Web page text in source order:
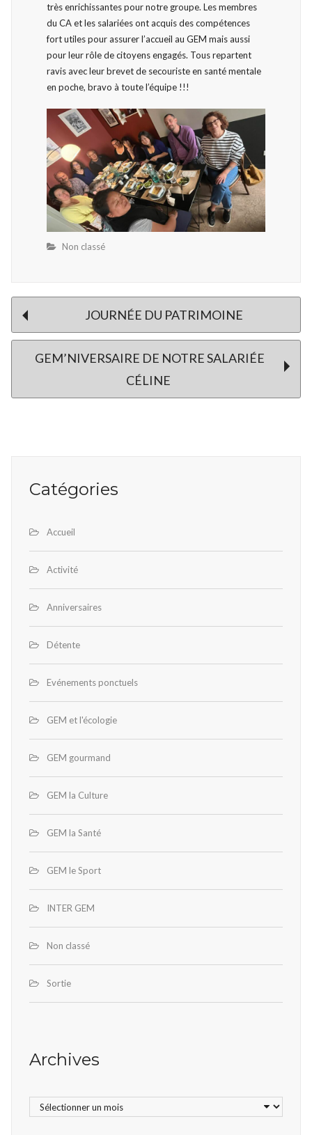
très enrichissantes pour notre groupe. Les membres
du CA et les salariées ont acquis des compétences
fort utiles pour assurer l’accueil au GEM mais aussi
pour leur rôle de citoyens engagés. Tous repartent
ravis avec leur brevet de secouriste en santé mentale
en poche, bravo à toute l’équipe !!!
Non classé
Post
navigation
JOURNÉE DU PATRIMOINE
GEM’NIVERSAIRE DE NOTRE SALARIÉE
CÉLINE
Catégories
Accueil
Activité
Anniversaires
Détente
Evénements ponctuels
GEM et l'écologie
GEM gourmand
GEM la Culture
GEM la Santé
GEM le Sport
INTER GEM
Non classé
Sortie
Archives